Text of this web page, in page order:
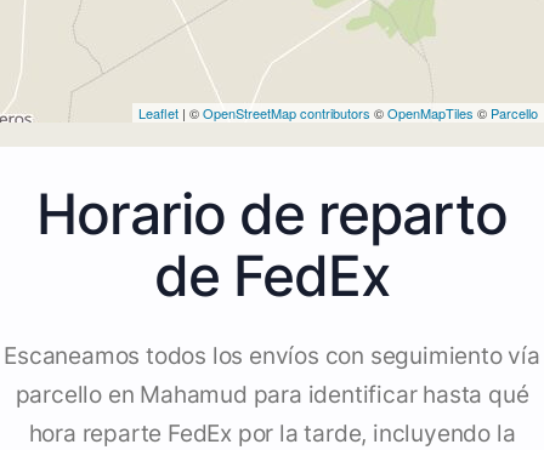
Leaflet | ©OpenStreetMap contributors ©OpenMapTiles © Parcello
Horario de reparto
de FedEx
Escaneamos todos los envíos con seguimiento vía
parcello en Mahamud para identificar hasta qué
hora reparte FedEx por la tarde, incluyendo la